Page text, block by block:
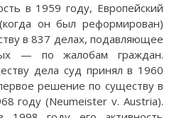
в 1959 году, Европейский
он был реформирован)
в 837 делах, подавляющее
— по жалобам граждан.
дела суд принял в 1960
решение по существу в
году (Neumeister v. Austria).